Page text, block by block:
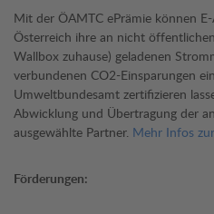
Mit der ÖAMTC ePrämie können
Österreich ihre an nicht
Wallbox zuhause) geladenen
verbundenen CO2-Einsparungen
Umweltbundesamt zertifizieren
Abwicklung und Übertragung der
ausgewählte Partner. Mehr Infos
Förderungen: